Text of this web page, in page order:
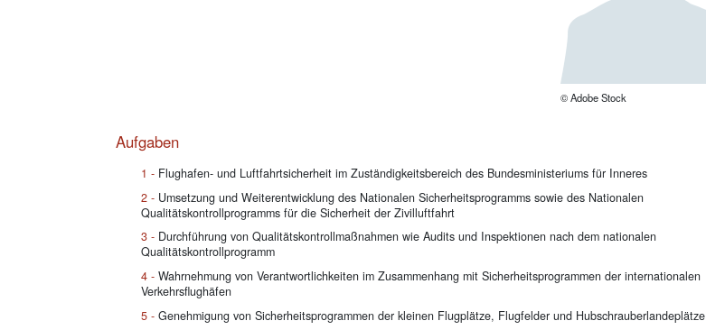
© Adobe Stock
Aufgaben
Flughafen- und Luftfahrtsicherheit im Zuständigkeitsbereich des Bundesministeriums für Inneres
Umsetzung und Weiterentwicklung des Nationalen Sicherheitsprogramms sowie des Nationalen
Qualitätskontrollprogramms für die Sicherheit der Zivilluftfahrt
Durchführung von Qualitätskontrollmaßnahmen wie Audits und Inspektionen nach dem nationalen
Qualitätskontrollprogramm
Wahrnehmung von Verantwortlichkeiten im Zusammenhang mit Sicherheitsprogrammen der internationalen
Verkehrsflughäfen
Genehmigung von Sicherheitsprogrammen der kleinen Flugplätze, Flugfelder und Hubschrauberlandeplätze